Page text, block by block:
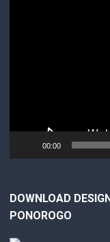
00:00
DOWNLOAD
PONOROGO